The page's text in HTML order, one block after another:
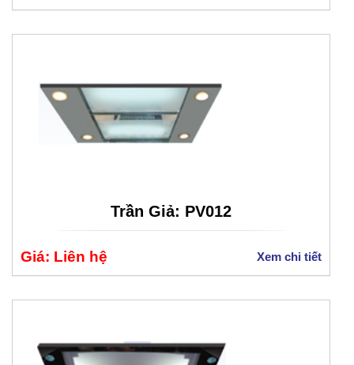
Trần Giả: PV012
Giá: Liên hệ Xem chi tiết